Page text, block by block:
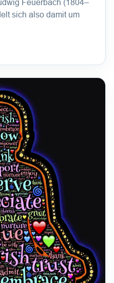
Feuerbach (1804–
sich also damit um